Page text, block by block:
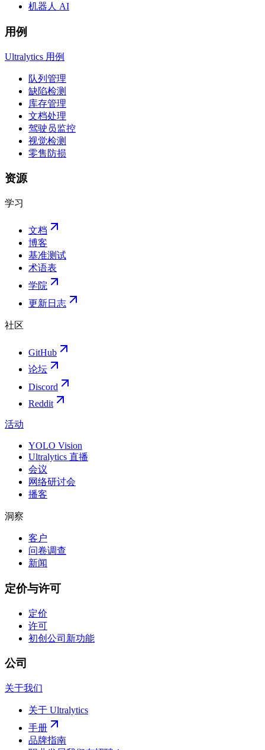
机器人 AI
用例
Ultralytics 用例
队列管理
缺陷检测
库存管理
文档处理
驾驶员监控
视觉检测
零售防损
资源
学习
文档
博客
基准测试
术语表
学院
更新日志
社区
GitHub
论坛
Discord
Reddit
活动
YOLO Vision
Ultralytics 直播
会议
网络研讨会
播客
洞察
客户
问卷调查
新闻
定价与许可
定价
许可
初创公司 新功能
公司
关于我们
关于 Ultralytics
手册
品牌指南